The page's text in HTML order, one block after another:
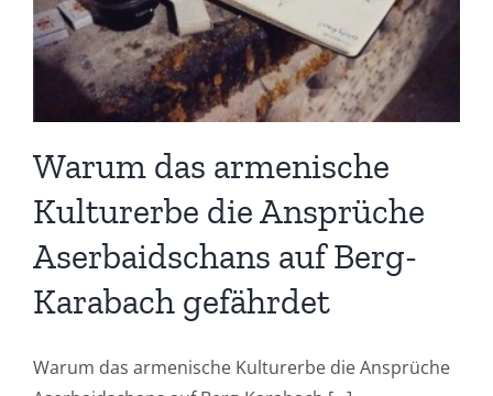
Warum das armenische
Kulturerbe die Ansprüche
Aserbaidschans auf Berg-
Karabach gefährdet
Warum das armenische Kulturerbe die Ansprüche